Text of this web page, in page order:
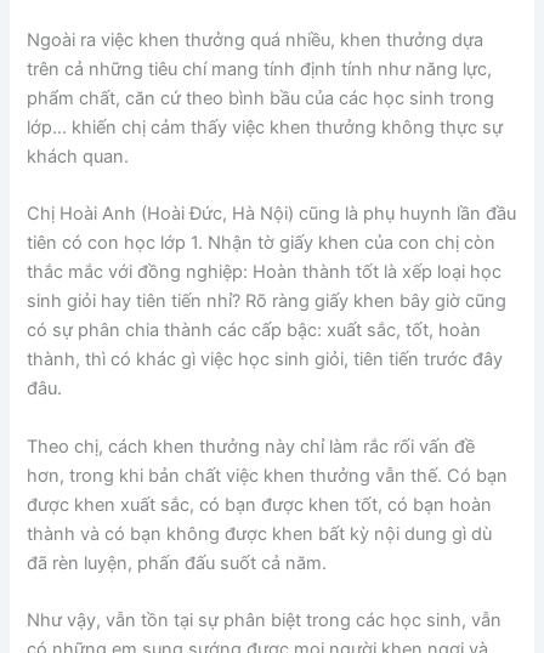
Ngoài ra việc khen thưởng quá nhiều, khen thưởng dựa
trên cả những tiêu chí mang tính định tính như năng lực,
phẩm chất, căn cứ theo bình bầu của các học sinh trong
lớp… khiến chị cảm thấy việc khen thưởng không thực sự
khách quan.
Chị Hoài Anh (Hoài Đức, Hà Nội) cũng là phụ huynh lần đầu
tiên có con học lớp 1. Nhận tờ giấy khen của con chị còn
thắc mắc với đồng nghiệp: Hoàn thành tốt là xếp loại học
sinh giỏi hay tiên tiến nhỉ? Rõ ràng giấy khen bây giờ cũng
có sự phân chia thành các cấp bậc: xuất sắc, tốt, hoàn
thành, thì có khác gì việc học sinh giỏi, tiên tiến trước đây
đâu.
Theo chị, cách khen thưởng này chỉ làm rắc rối vấn đề
hơn, trong khi bản chất việc khen thưởng vẫn thế. Có bạn
được khen xuất sắc, có bạn được khen tốt, có bạn hoàn
thành và có bạn không được khen bất kỳ nội dung gì dù
đã rèn luyện, phấn đấu suốt cả năm.
Như vậy, vẫn tồn tại sự phân biệt trong các học sinh, vẫn